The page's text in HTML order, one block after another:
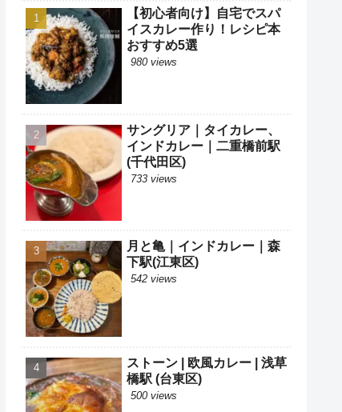
【初心者向け】自宅でスパ
イスカレー作り！レシピ本
おすすめ5選
980 views
サングリア｜タイカレー、
インドカレー｜二重橋前駅
(千代田区)
733 views
月と亀｜インドカレー｜森
下駅(江東区)
542 views
ストーン | 欧風カレー | 浅草
橋駅 (台東区)
500 views